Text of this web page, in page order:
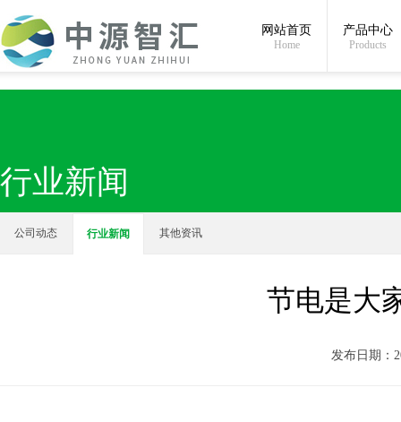
全国统一24小时服务热线： 400-823-2226
网站首页
Home
产品中心
Products
行业新闻
公司动态 行业新闻 其他资讯
节电是大
发布日期：